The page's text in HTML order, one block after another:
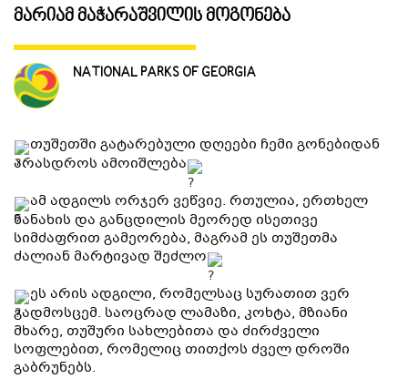
ᲒᲐᲜᲗᲐᲕᲡᲔᲑᲐ ᲓᲐ ᲙᲕᲔᲑᲐ
ᲡᲐᲧᲘᲓᲔᲚᲘ ᲜᲘᲕᲗᲔᲑᲘ
ᲒᲖᲐᲛᲙᲕᲚᲔᲕᲘ
მარიამ მაჭარაშვილის მოგონება
NATIONAL PARKS OF GEORGIA
თუშეთში გატარებული დღეები ჩემი გონებიდან
არასდროს ამოიშლება
ამ ადგილს ორჯერ ვეწვიე. რთულია, ერთხელ
ნანახის და განცდილის მეორედ ისეთივე
სიმძაფრით გამეორება, მაგრამ ეს თუშეთმა
ძალიან მარტივად შეძლო
ეს არის ადგილი, რომელსაც სურათით ვერ
გადმოსცემ. საოცრად ლამაზი, კოხტა, მზიანი
მხარე, თუშური სახლებითა და ძირძველი
სოფლებით, რომელიც თითქოს ძველ დროში
გაბრუნებს.